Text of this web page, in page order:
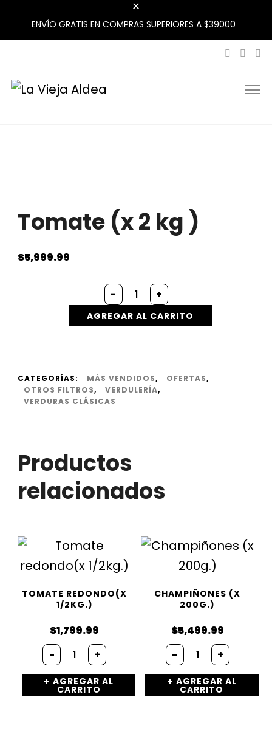
ENVÍO GRATIS EN COMPRAS SUPERIORES A $39000
La Vieja Aldea
Tu Mercado Natural Cerca
Tomate (x 2 kg )
$5,999.99
- Tomate
(x
2
kg
+
AGREGAR AL CARRITO
CATEGORÍAS: MÁS VENDIDOS, OFERTAS,
OTROS FILTROS, VERDULERÍA,
VERDURAS CLÁSICAS
Productos
relacionados
TOMATE REDONDO(X
1/2KG.)
$1,799.99
- Tomate
redondo(x
1/2kg.)
cantidad
+
AGREGAR AL
CARRITO
CHAMPIÑONES (X
200G.)
$5,499.99
- Champiñones
(x
200g.)
cantidad
+
AGREGAR AL
CARRITO